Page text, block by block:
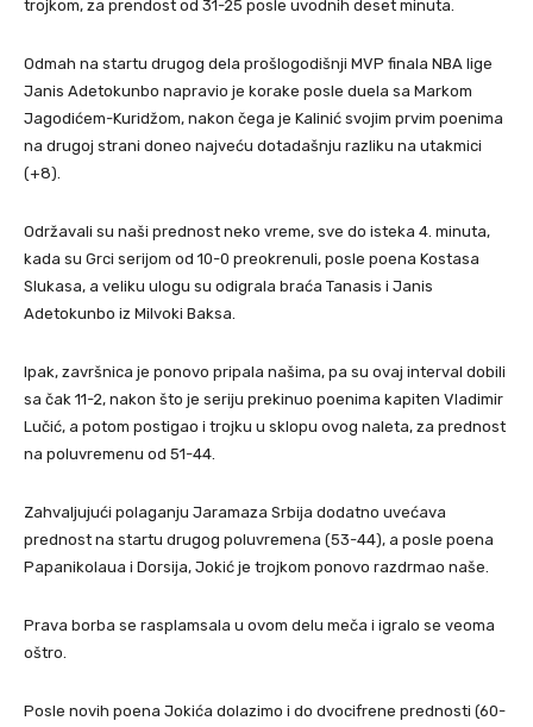
trojkom, za prendost od 31-25 posle uvodnih deset minuta.
Odmah na startu drugog dela prošlogodišnji MVP finala NBA lige
Janis Adetokunbo napravio je korake posle duela sa Markom
Jagodićem-Kuridžom, nakon čega je Kalinić svojim prvim poenima
na drugoj strani doneo najveću dotadašnju razliku na utakmici
(+8).
Održavali su naši prednost neko vreme, sve do isteka 4. minuta,
kada su Grci serijom od 10-0 preokrenuli, posle poena Kostasa
Slukasa, a veliku ulogu su odigrala braća Tanasis i Janis
Adetokunbo iz Milvoki Baksa.
Ipak, završnica je ponovo pripala našima, pa su ovaj interval dobili
sa čak 11-2, nakon što je seriju prekinuo poenima kapiten Vladimir
Lučić, a potom postigao i trojku u sklopu ovog naleta, za prednost
na poluvremenu od 51-44.
Zahvaljujući polaganju Jaramaza Srbija dodatno uvećava
prednost na startu drugog poluvremena (53-44), a posle poena
Papanikolaua i Dorsija, Jokić je trojkom ponovo razdrmao naše.
Prava borba se rasplamsala u ovom delu meča i igralo se veoma
oštro.
Posle novih poena Jokića dolazimo i do dvocifrene prednosti (60-